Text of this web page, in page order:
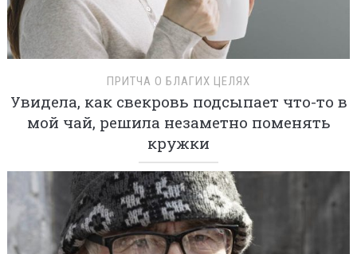
ПРИТЧА О БЛАГИХ ЦЕЛЯХ
Увидела, как свекровь подсыпает что-то в
мой чай, решила незаметно поменять
кружки